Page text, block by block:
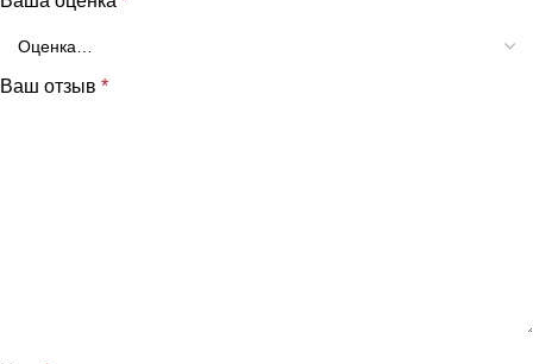
Ваш отзыв *